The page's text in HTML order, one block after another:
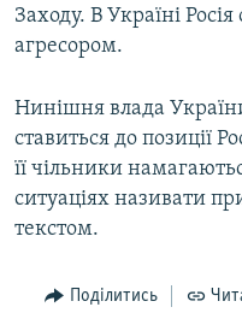
Заходу. В Україні
агресором.
Нинішня влада
ставиться до позиції
її чільники
ситуаціях називати
текстом.
Поділитись